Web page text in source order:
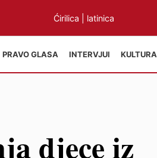
Ćirilica latinica
PRAVO GLASA INTERVJUI KULTURA
djece iz